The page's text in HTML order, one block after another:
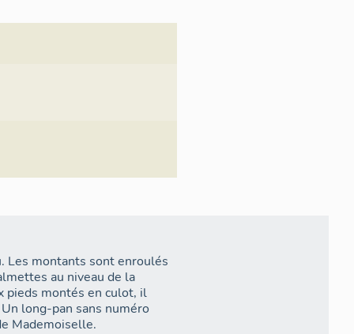
Les montants sont enroulés
au niveau de la
pieds montés en culot, il
long-pan sans numéro
Mademoiselle.